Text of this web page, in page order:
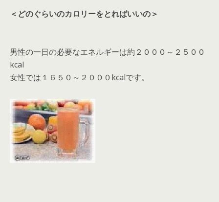
＜どのぐらいのカロリーをとればいいの＞
男性の一日の必要なエネルギーは約２０００～２５００
kcal
女性では１６５０～２０００kcalです。